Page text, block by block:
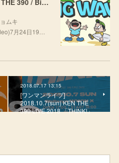
[Animated Lyric Video] KEN THE 390 / Big Wave feat. ポチョムキン,KOPERU,Mii
ムキ
月24日19…
2018.07.17 13:15
[ワンマンライブ]
2018.10.7(sun) KEN THE
390 LIVE 2018 「THINK!」